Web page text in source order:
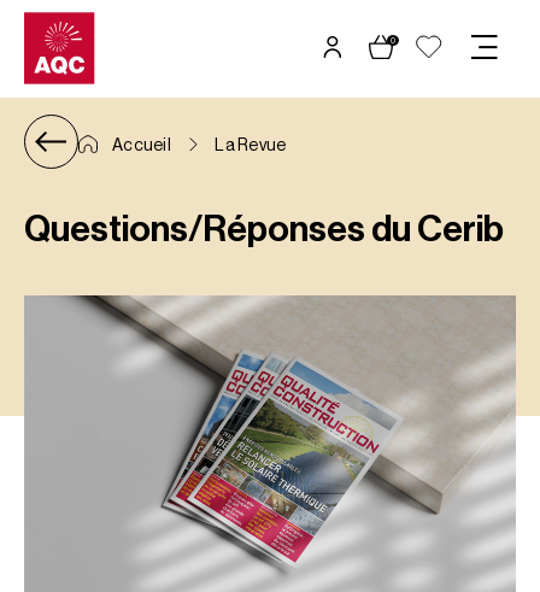
Panneau de gestion des cookies
0
Accueil La Revue
Questions/Réponses du Cerib